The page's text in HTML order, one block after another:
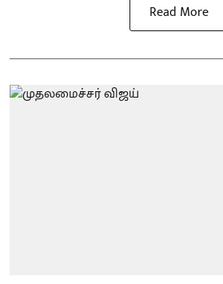
Read More